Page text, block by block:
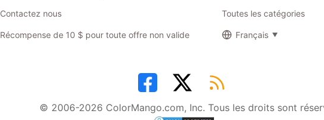
Contactez nous
Récompense de 10 $ pour toute offre non valide
Toutes les catégories
Français
© 2006-2026 ColorMango.com, Inc. Tous les droits sont